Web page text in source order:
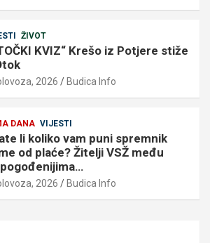
ŽIVOT
KVIZ“ Krešo iz Potjere stiže
2026 Budica Info
DANA VIJESTI
li koliko vam puni spremnik
od plaće? Žitelji VSŽ među
2026 Budica Info